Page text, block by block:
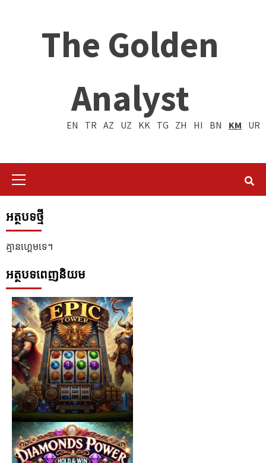
The Golden
Analyst
EN TR AZ UZ KK TG ZH HI BN KM UR
អត្ថបទថ្មី
គ្មានហ្គេមទេ។
អត្ថបទពេញនិយម